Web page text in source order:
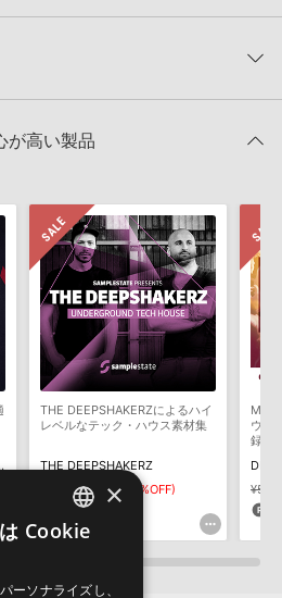
0%
ご注意：
FAT32でフォーマットされた
＋でフォーマットされたHDDをご用意
信されます。メールに記載されており
ウンロード／導入を行って下さい。
則として日本語版操作マニュアルをご
後のご不明点や詳細に関するお問い合
ト
までご連絡ください。
ンドを使ってできることを紹介するた
の楽曲です。原則として、デモソング
とはできません。また、デモソングを
サンプルパックに含まれていることを
。
する製品のご購入ユーザー様専用となって
る製品をご購入頂く必要がございます。
FOR SPIREのサポート情報
が高い製品
3
THE DEEPSHAKERZによるハイ
レベルなテック・ハウス素材集
THE DEEPSHAKERZ
¥6,391 ¥4,473(30%OFF)
134pt
ウス
録。
ENGLISH
×
Cookie
ーソナライズし、